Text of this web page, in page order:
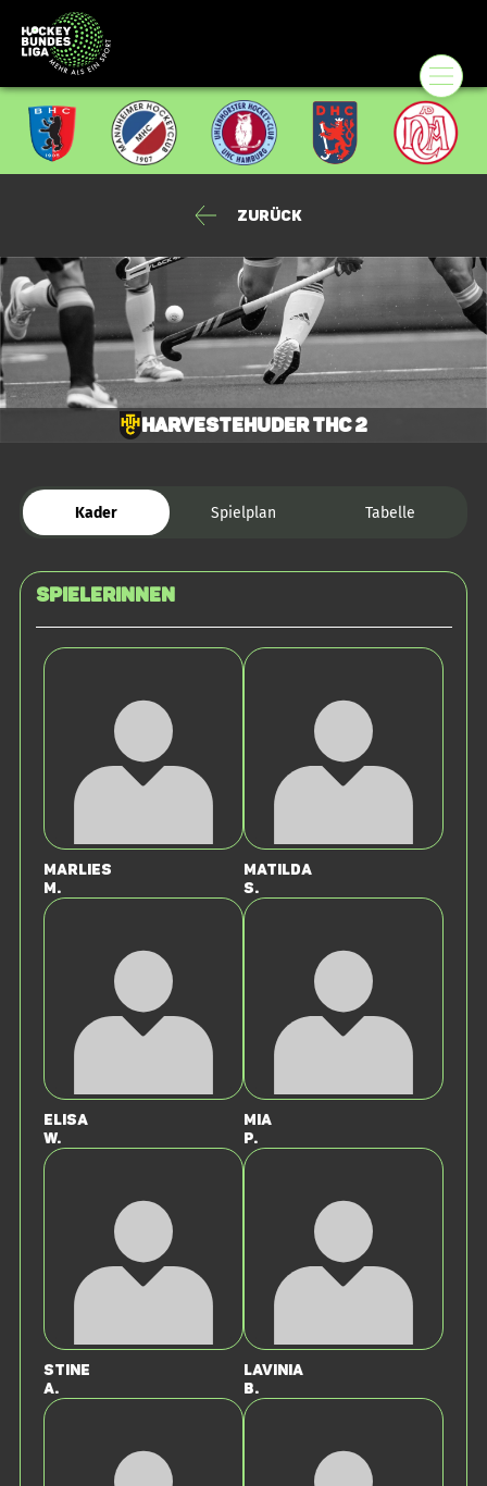
Zurück
Harvestehuder THC 2
Kader Spielplan Tabelle
SPIELERINNEN
Marlies
M.
Matilda
S.
Elisa
W.
Mia
P.
Stine
A.
Lavinia
B.